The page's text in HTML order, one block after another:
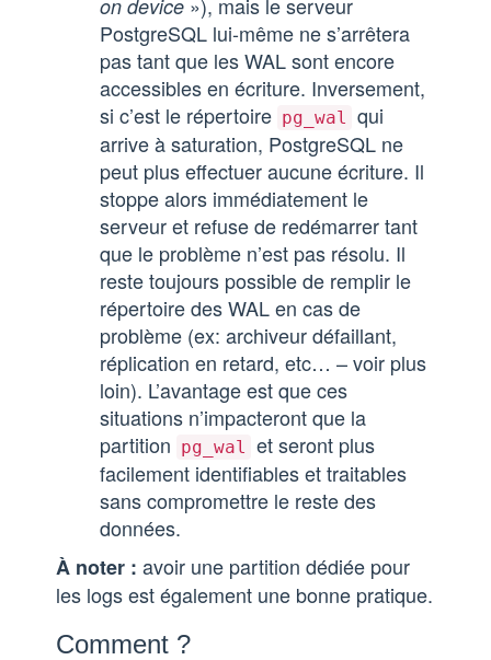
on device
PostgreSQL lui-même ne s’arrêtera
pas tant que les WAL sont encore
accessibles en écriture. Inversement,
si c’est le répertoire pg_wal qui
arrive à saturation, PostgreSQL ne
peut plus effectuer aucune écriture. Il
stoppe alors immédiatement le
serveur et refuse de redémarrer tant
que le problème n’est pas résolu. Il
reste toujours possible de remplir le
répertoire des WAL en cas de
problème (ex: archiveur défaillant,
réplication en retard, etc… – voir plus
loin). L’avantage est que ces
situations n’impacteront que la
partition pg_wal et seront plus
facilement identifiables et traitables
sans compromettre le reste des
données.
À noter : avoir une partition dédiée pour
les logs est également une bonne pratique.
Comment ?